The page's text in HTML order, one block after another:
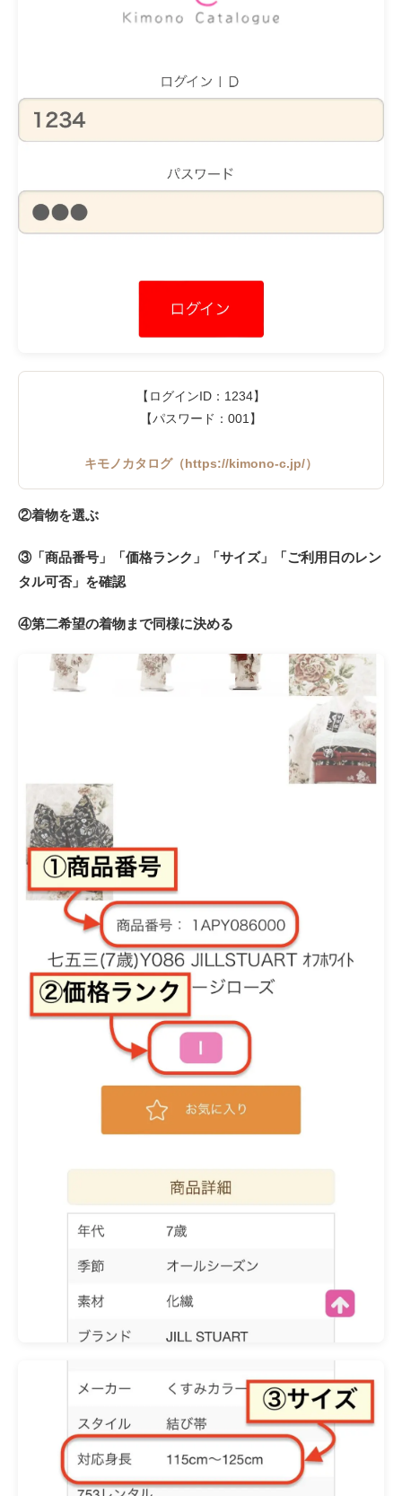
【ログインID：1234】
【パスワード：001】
キモノカタログ（https://kimono-c.jp/）
②着物を選ぶ
③「商品番号」「価格ランク」「サイズ」「ご利用日のレン
タル可否」を確認
④第二希望の着物まで同様に決める